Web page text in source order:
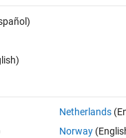
Netherlands
Norway